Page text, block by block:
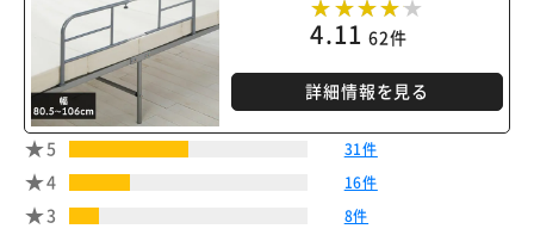
4.11 62件
詳細情報を見る
5 31件
4 16件
3 8件